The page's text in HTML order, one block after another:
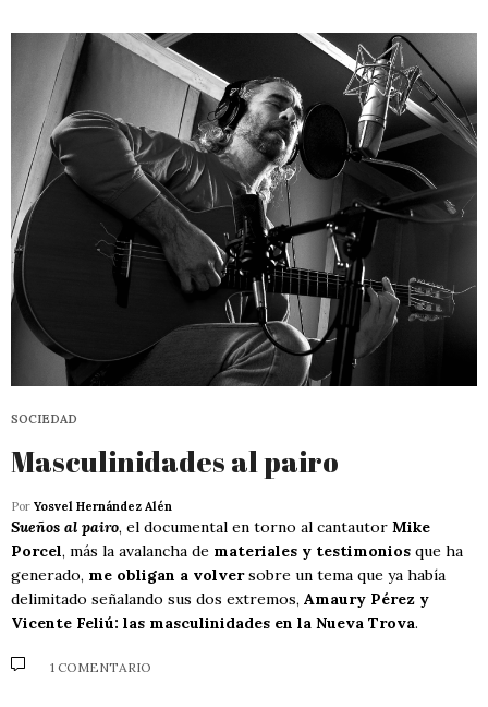
SOCIEDAD
Masculinidades al pairo
Por Yosvel Hernández Alén
Sueños al pairo, el documental en torno al cantautor Mike
Porcel, más la avalancha de materiales y testimonios que ha
generado, me obligan a volversobre un tema que ya había
delimitado señalando sus dos extremos, Amaury Pérez y
Vicente Feliú: las masculinidades en la Nueva Trova.
1 COMENTARIO